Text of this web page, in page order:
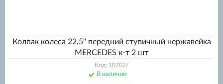
Колпак колеса 22,5" передний ступичный нержавейка
MERCEDES к-т 2 шт
Код: 10702/
В наличии